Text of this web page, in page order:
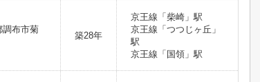
調布市菊
築28年
京王線「柴崎」駅
京王線「つつじヶ丘」
駅
京王線「国領」駅